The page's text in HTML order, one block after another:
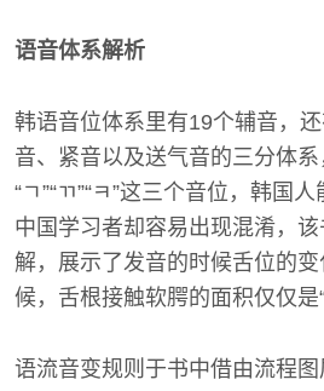
语音体系解析
韩语音位体系里有19个辅音，
音、紧音以及送气音的三分体
“ㄱ”“ㄲ”“ㅋ”这三个音位，韩国
中国学习者却容易出现混淆，
解，展示了发音的时候舌位的变
候，舌根接触软腭的面积仅仅是“
语流音变规则于书中借由流程图